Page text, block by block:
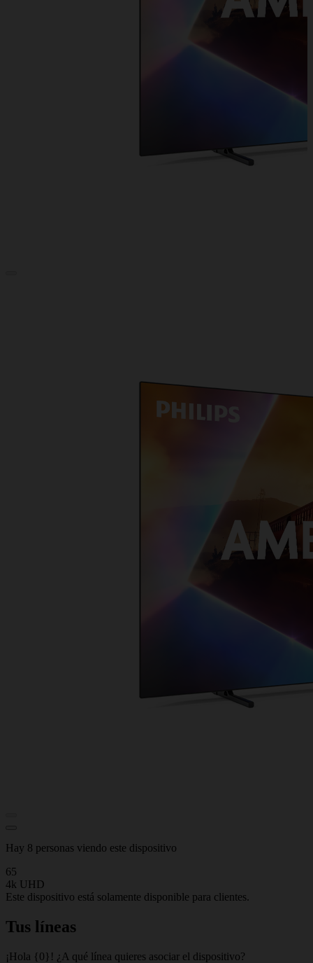
Hay 8 personas viendo este dispositivo
65
4k UHD
Este dispositivo está solamente disponible para clientes.
Tus líneas
¡Hola {0}! ¿A qué línea quieres asociar el dispositivo?